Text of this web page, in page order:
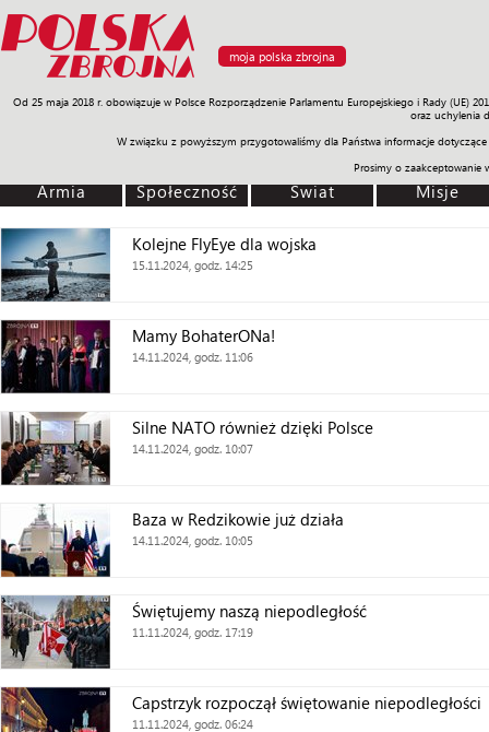
moja polska zbrojna
Od 25 maja 2018 r. obowiązuje w Polsce Rozporządzenie Parlamentu Europejskiego i Rady
oraz uchylenia
W związku z powyższym przygotowaliśmy dla Państwa informacje
Prosimy o
Armia Poligon Sprzęt Misje Polityka Prawo Świat
Armia Społeczność Świat Misje
Kolejne FlyEye dla wojska
15.11.2024, godz. 14:25
Mamy BohaterONa!
14.11.2024, godz. 11:06
Silne NATO również dzięki Polsce
14.11.2024, godz. 10:07
Baza w Redzikowie już działa
14.11.2024, godz. 10:05
Świętujemy naszą niepodległość
11.11.2024, godz. 17:19
Capstrzyk rozpoczął świętowanie niepodległości
11.11.2024, godz. 06:24